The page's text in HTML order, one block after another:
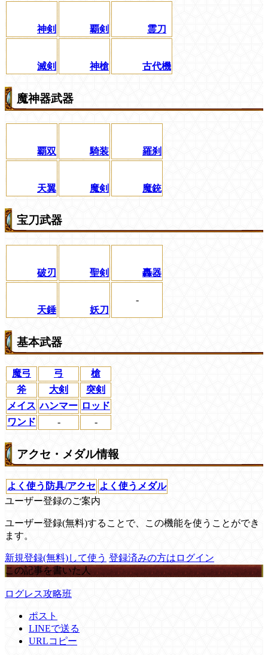
神剣 覇剣 霊刀
滅剣 神槍 古代機
魔神器武器
覇双 騎装 羅刹
天翼 魔剣 魔銃
宝刀武器
破刃 聖剣 轟器
天錘 妖刀
-
基本武器
魔弓 弓
槍
斧
大剣
突剣
メイス ハンマー ロッド
ワンド
- -
アクセ・メダル情報
よく使う防具/アクセ よく使うメダル
ユーザー登録のご案内
ユーザー登録(無料)することで、この機能を使うことができ
ます。
新規登録(無料)して使う 登録済みの方はログイン
この記事を書いた人
ログレス攻略班
ポスト
LINEで送る
URLコピー